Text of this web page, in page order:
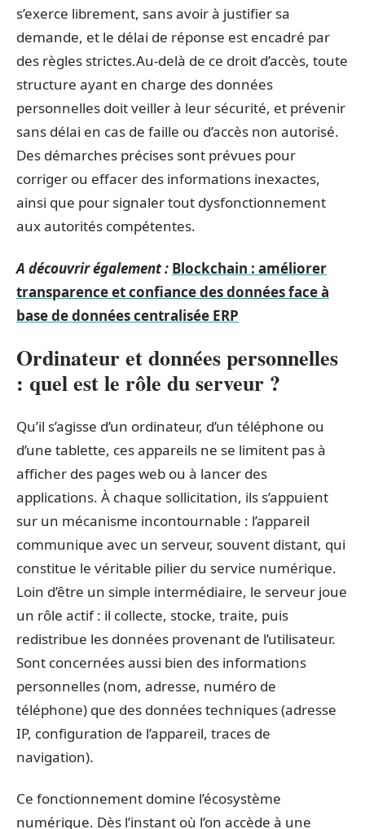
s’exerce librement, sans avoir à justifier sa
demande, et le délai de réponse est encadré par
des règles strictes.Au-delà de ce droit d’accès, toute
structure ayant en charge des données
personnelles doit veiller à leur sécurité, et prévenir
sans délai en cas de faille ou d’accès non autorisé.
Des démarches précises sont prévues pour
corriger ou effacer des informations inexactes,
ainsi que pour signaler tout dysfonctionnement
aux autorités compétentes.
A découvrir également : Blockchain : améliorer
transparence et confiance des données face à
base de données centralisée ERP
Ordinateur et données personnelles
: quel est le rôle du serveur ?
Qu’il s’agisse d’un ordinateur, d’un téléphone ou
d’une tablette, ces appareils ne se limitent pas à
afficher des pages web ou à lancer des
applications. À chaque sollicitation, ils s’appuient
sur un mécanisme incontournable : l’appareil
communique avec un serveur, souvent distant, qui
constitue le véritable pilier du service numérique.
Loin d’être un simple intermédiaire, le serveur joue
un rôle actif : il collecte, stocke, traite, puis
redistribue les données provenant de l’utilisateur.
Sont concernées aussi bien des informations
personnelles (nom, adresse, numéro de
téléphone) que des données techniques (adresse
IP, configuration de l’appareil, traces de
navigation).
Ce fonctionnement domine l’écosystème
numérique. Dès l’instant où l’on accède à une